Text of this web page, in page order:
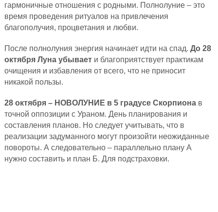
гармоничные отношения с родными. Полнолуние – это
время проведения ритуалов на привлечения
благополучия, процветания и любви.
После полнолуния энергия начинает идти на спад. До 28
октября Луна убываети благоприятствует практикам
очищения и избавления от всего, что не приносит
никакой пользы.
28 октября – НОВОЛУНИЕ в 5 градусе Скорпионав
точной оппозиции с Ураном. День планирования и
составления планов. Но следует учитывать, что в
реализации задуманного могут произойти неожиданные
повороты. А следовательно – параллельно плану А
нужно составить и план Б. Для подстраховки.